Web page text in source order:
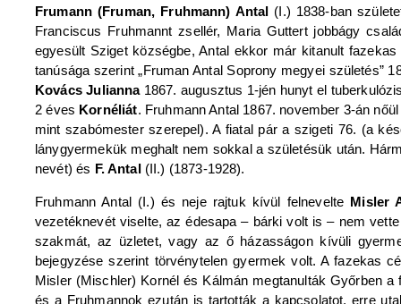
Frumann (Fruman, Fruhmann) Antal (I.) 1838-ban
Franciscus Fruhmannt zsellér, Maria Guttert jobbágy
egyesült Sziget községbe, Antal ekkor már kitanult
tanúsága szerint „Fruman Antal Soprony megyei születés”
Kovács Julianna1867. augusztus 1-jén hunyt el
2 éves Kornéliát. Fruhmann Antal 1867. november 3-án
mint szabómester szerepel). A fiatal pár a szigeti 76. (a
lánygyermekük meghalt nem sokkal a születésük után.
nevét) és F. Antal(II.) (1873-1928).
Fruhmann Antal (I.) és neje rajtuk kívül felnevelte Misler
vezetéknevét viselte, az édesapa – bárki volt is – nem
szakmát, az üzletet, vagy az ő házasságon kívüli
bejegyzése szerint törvénytelen gyermek volt. A fazekas
Misler (Mischler) Kornél és Kálmán megtanulták Győrben
és a Fruhmannok ezután is tartották a kapcsolatot, erre